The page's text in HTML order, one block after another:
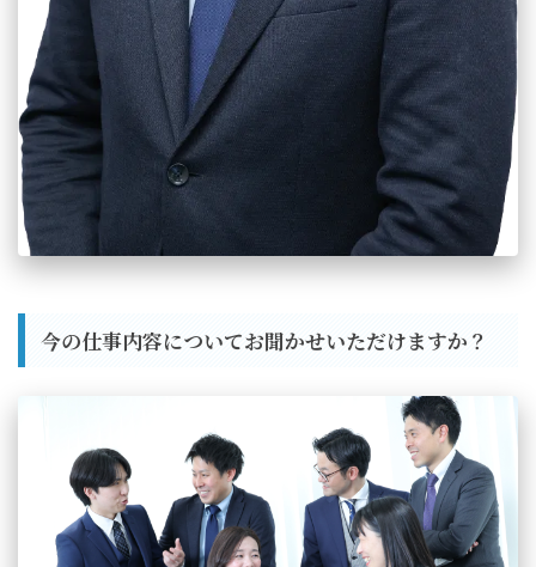
今の仕事内容についてお聞かせいただけますか？